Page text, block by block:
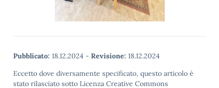
Pubblicato: 18.12.2024 - Revisione: 18.12.2024
Eccetto dove diversamente specificato, questo articolo è
stato rilasciato sotto Licenza Creative Commons